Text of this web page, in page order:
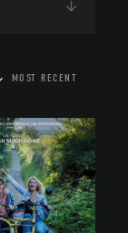
MOST RECENT